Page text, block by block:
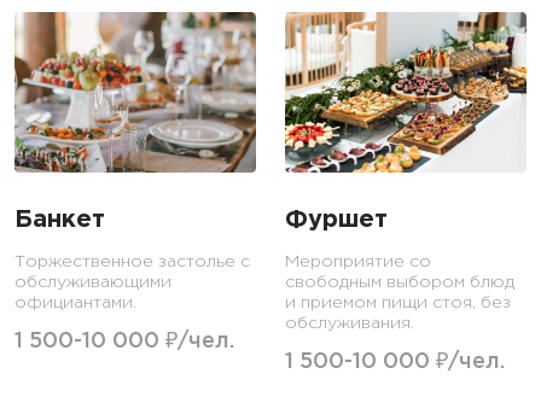
Банкет
Торжественное застолье с
обслуживающими
официантами.
1 500-10 000 ₽/чел.
Фуршет
Мероприятие со
свободным выбором блюд
и приемом пищи стоя, без
обслуживания.
1 500-10 000 ₽/чел.